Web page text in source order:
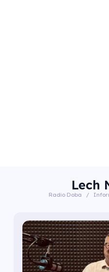
Lech
Radio Doba /